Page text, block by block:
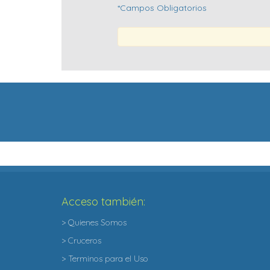
*Campos Obligatorios
Acceso también:
> Quienes Somos
> Cruceros
> Terminos para el Uso